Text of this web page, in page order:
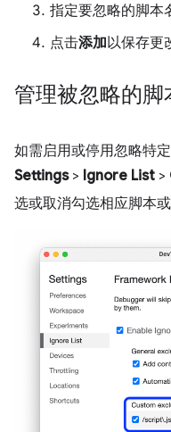
指定要忽略的脚本
点击添加以保存更
管理被忽略的
如需启用或停用忽略特
Settings> Ignore List >
选或取消勾选相应脚本